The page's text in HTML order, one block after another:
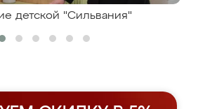
детской "Сильвания"